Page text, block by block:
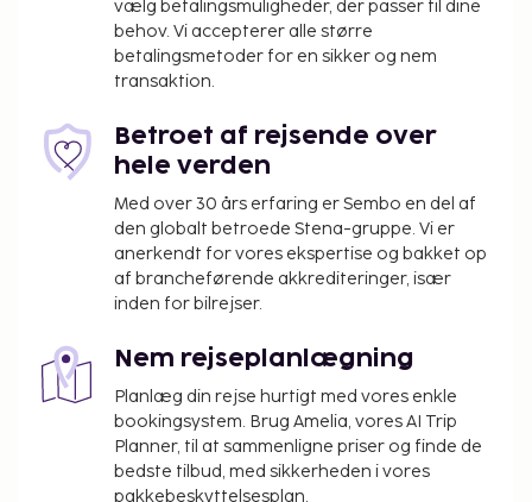
hurtig udtjekning. Dette gæstehus har særlige
rygeområder.
Du vil blive bedt om at betale følgende på
skatter:
Der pålægges en byskat: EUR 1.50 pr. person pr.
nat, op til 15 nætter. Denne skat gælder ikke
for børn under 18 år.
Vi har medtaget alle gebyrer, som
overnatningsstedet har oplyst.
vælg betalingsmuligheder, der passer til dine
behov. Vi accepterer alle større
betalingsmetoder for en sikker og nem
transaktion.
Betroet af rejsende over
hele verden
Med over 30 års erfaring er Sembo en del af
den globalt betroede Stena-gruppe. Vi er
anerkendt for vores ekspertise og bakket op
af brancheførende akkrediteringer, især
inden for bilrejser.
Nem rejseplanlægning
Planlæg din rejse hurtigt med vores enkle
bookingsystem. Brug Amelia, vores AI Trip
Planner, til at sammenligne priser og finde de
bedste tilbud, med sikkerheden i vores
pakkebeskyttelsesplan.